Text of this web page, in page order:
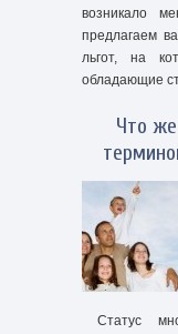
возникало
предлагаем
льгот, на
обладающие
Что
Статус